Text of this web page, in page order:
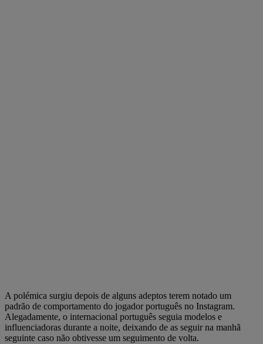
A polémica surgiu depois de alguns adeptos terem notado um
padrão de comportamento do jogador português no Instagram.
Alegadamente, o internacional português seguia modelos e
influenciadoras durante a noite, deixando de as seguir na manhã
seguinte caso não obtivesse um seguimento de volta.